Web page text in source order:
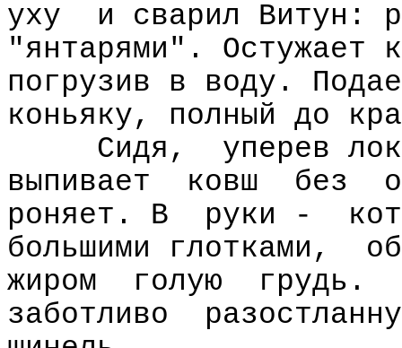
уху
и сварил Витун:
"янтарями". Остужает
погрузив в воду.
коньяку, полный до
Сидя,
уперев
выпивает
ковш без
роняет. В
руки -
большими глотками,
жиром
голую
грудь.
заботливо